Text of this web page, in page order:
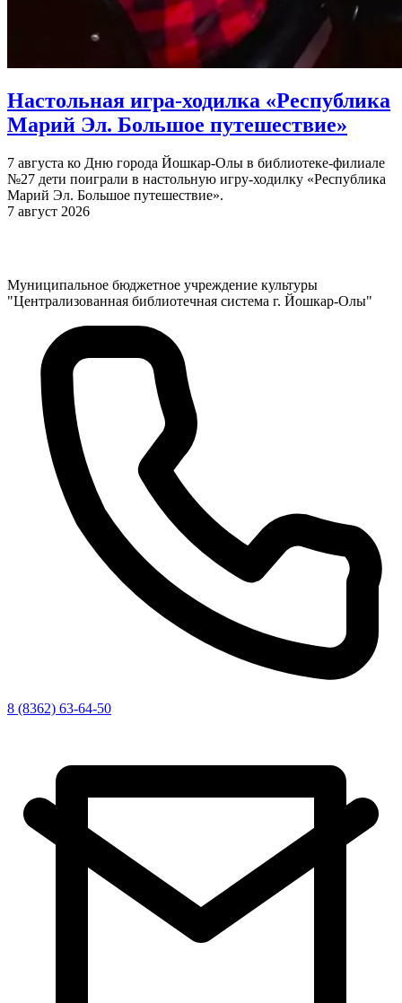
Настольная игра-ходилка «Республика
Марий Эл. Большое путешествие»
7 августа ко Дню города Йошкар-Олы в библиотеке-филиале
№27 дети поиграли в настольную игру-ходилку «Республика
Марий Эл. Большое путешествие».
7 август 2026
Муниципальное бюджетное учреждение культуры
"Централизованная библиотечная система г. Йошкар-Олы"
8 (8362) 63-64-50